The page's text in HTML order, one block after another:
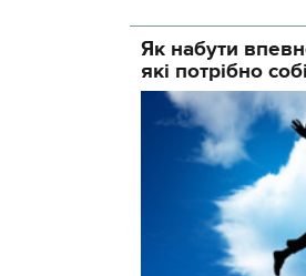
Як набути
які потрібно